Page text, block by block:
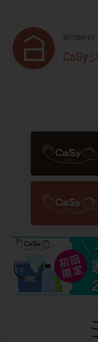
Written by
CaSy